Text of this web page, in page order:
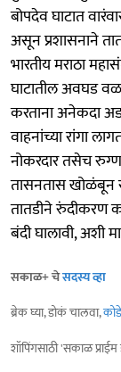
बोपदेव घाटात
असून प्रशासनाने
भारतीय मराठा
घाटातील अवघड
करताना अनेकदा
वाहनांच्या रांगा
नोकरदार तसेच
तासनतास खोळंबून
तातडीने रुंदीकरण
बंदी घालावी, अशी
सकाळ+ चेसदस्य व्हा
ब्रेक घ्या, डोकं चालवा,
शॉपिंगसाठी 'सकाळ